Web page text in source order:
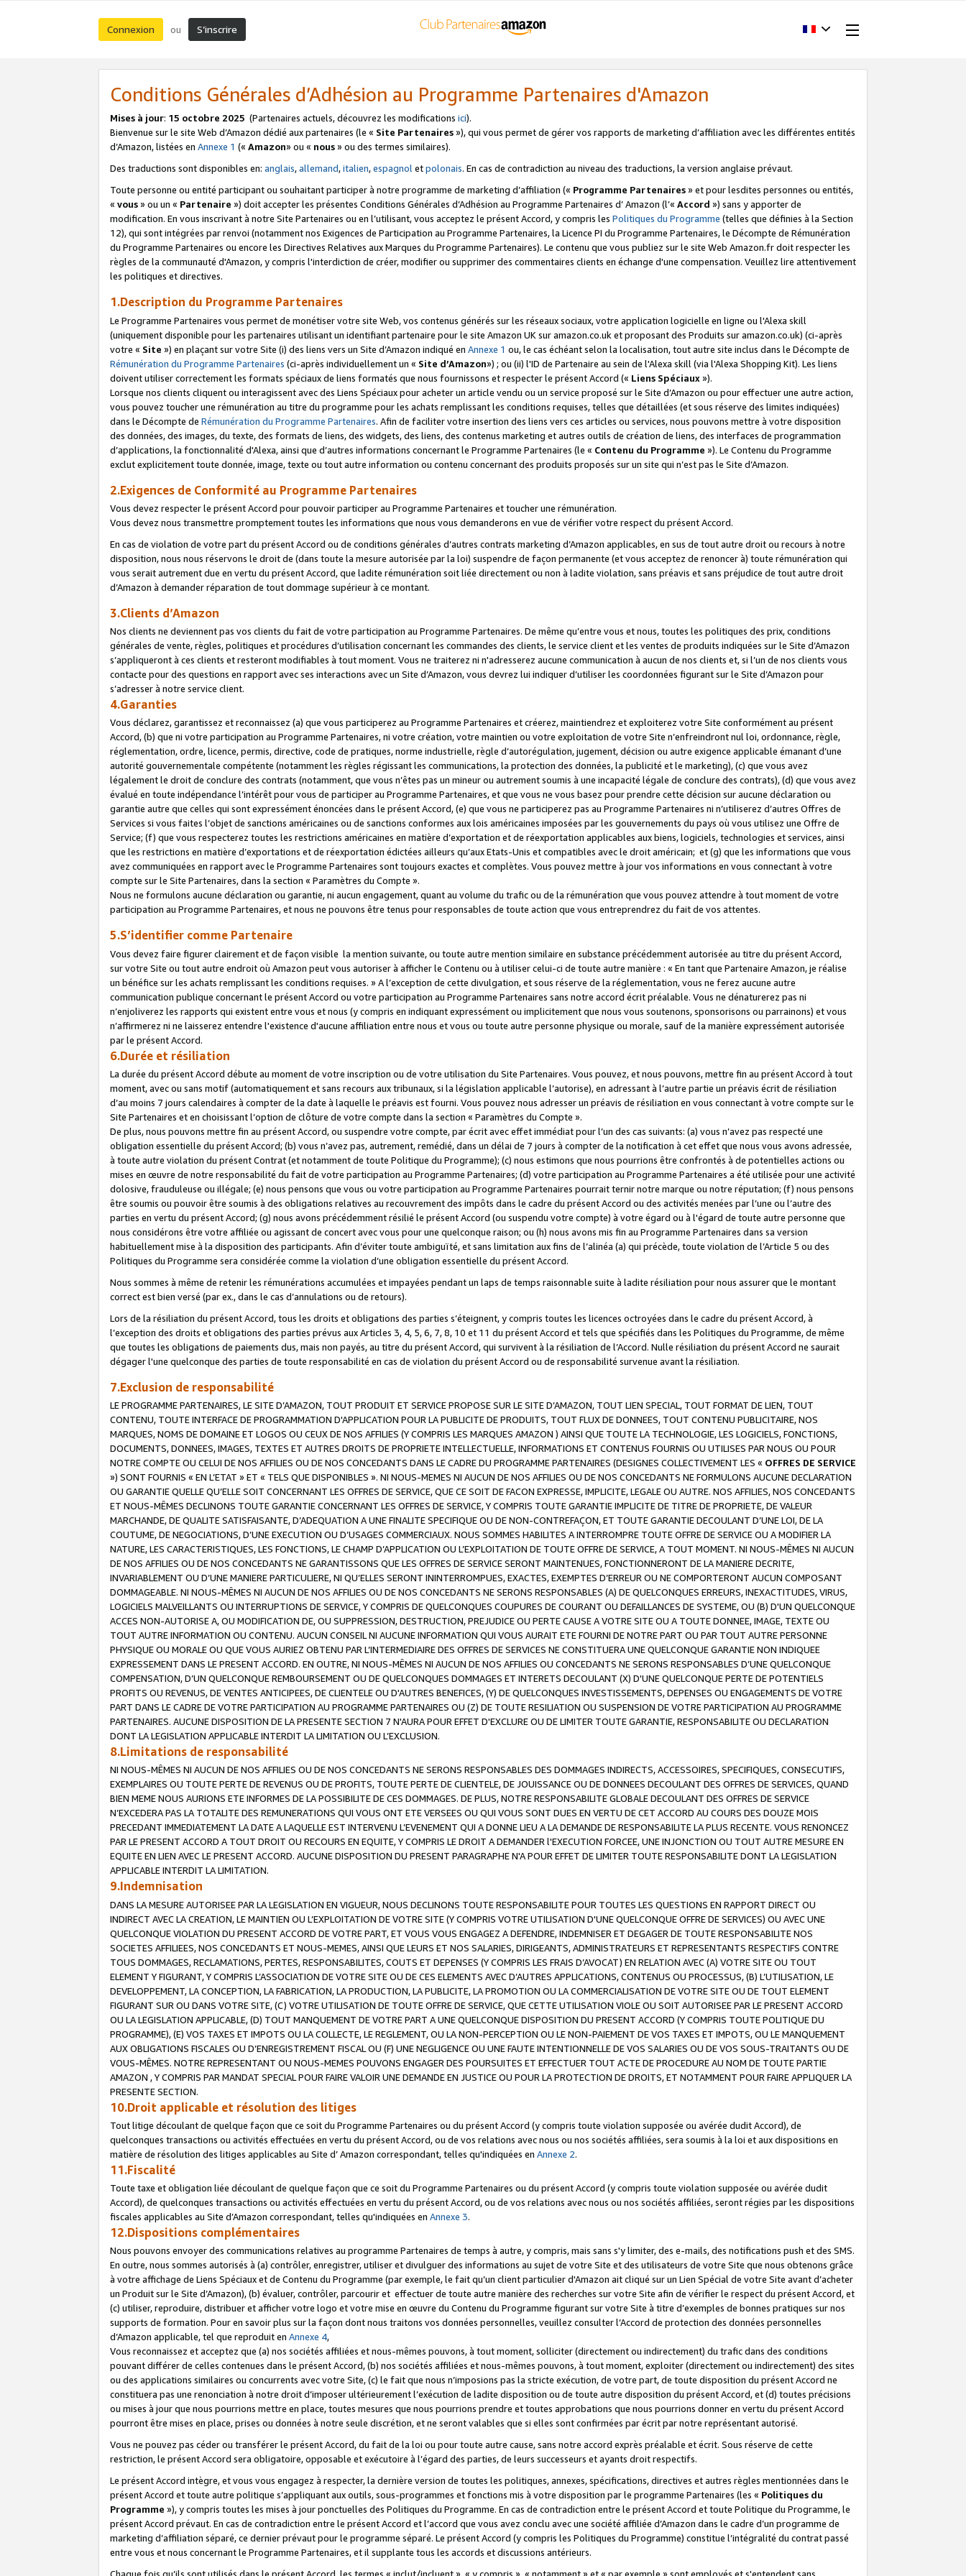
Connexion ou S’inscrire
Conditions Générales d’Adhésion au Programme Partenaires d'Amazon
Mises à jour: 15 octobre 2025 (Partenaires actuels, découvrez les modifications ici).
Bienvenue sur le site Web d’Amazon dédié aux partenaires (le « Site Partenaires»), qui vous permet de gérer vos rapports de marketing d’affiliation avec les différentes entités
d’Amazon, listées en Annexe 1 (« Amazon» ou « nous» ou des termes similaires).
Des traductions sont disponibles en: anglais,allemand,italien,espagnoletpolonais. En cas de contradiction au niveau des traductions, la version anglaise prévaut.
Toute personne ou entité participant ou souhaitant participer à notre programme de marketing d’affiliation (« Programme Partenaires» et pour lesdites personnes ou entités,
« vous» ou un « Partenaire ») doit accepter les présentes Conditions Générales d’Adhésion au Programme Partenaires d’ Amazon (l’« Accord ») sans y apporter de
modification. En vous inscrivant à notre Site Partenaires ou en l’utilisant, vous acceptez le présent Accord, y compris les Politiques du Programme (telles que définies à la Section
12), qui sont intégrées par renvoi (notamment nos Exigences de Participation au Programme Partenaires, la Licence PI du Programme Partenaires, le Décompte de Rémunération
du Programme Partenaires ou encore les Directives Relatives aux Marques du Programme Partenaires). Le contenu que vous publiez sur le site Web Amazon.fr doit respecter les
règles de la communauté d'Amazon, y compris l'interdiction de créer, modifier ou supprimer des commentaires clients en échange d'une compensation. Veuillez lire attentivement
les politiques et directives.
1.Description du Programme Partenaires
Le Programme Partenaires vous permet de monétiser votre site Web, vos contenus générés sur les réseaux sociaux, votre application logicielle en ligne ou l'Alexa skill
(uniquement disponible pour les partenaires utilisant un identifiant partenaire pour le site Amazon UK sur amazon.co.uk et proposant des Produits sur amazon.co.uk) (ci-après
votre « Site ») en plaçant sur votre Site (i) des liens vers un Site d’Amazon indiqué en Annexe 1 ou, le cas échéant selon la localisation, tout autre site inclus dans le Décompte de
Rémunération du Programme Partenaires (ci-après individuellement un « Site d’Amazon») ; ou (ii) l'ID de Partenaire au sein de l'Alexa skill (via l'Alexa Shopping Kit). Les liens
doivent utiliser correctement les formats spéciaux de liens formatés que nous fournissons et respecter le présent Accord (« Liens Spéciaux»).
Lorsque nos clients cliquent ou interagissent avec des Liens Spéciaux pour acheter un article vendu ou un service proposé sur le Site d’Amazon ou pour effectuer une autre action,
vous pouvez toucher une rémunération au titre du programme pour les achats remplissant les conditions requises, telles que détaillées (et sous réserve des limites indiquées)
dans le Décompte de Rémunération du Programme Partenaires. Afin de faciliter votre insertion des liens vers ces articles ou services, nous pouvons mettre à votre disposition
des données, des images, du texte, des formats de liens, des widgets, des liens, des contenus marketing et autres outils de création de liens, des interfaces de programmation
d’applications, la fonctionnalité d'Alexa, ainsi que d’autres informations concernant le Programme Partenaires (le « Contenu du Programme »). Le Contenu du Programme
exclut explicitement toute donnée, image, texte ou tout autre information ou contenu concernant des produits proposés sur un site qui n’est pas le Site d’Amazon.
2.Exigences de Conformité au Programme Partenaires
Vous devez respecter le présent Accord pour pouvoir participer au Programme Partenaires et toucher une rémunération.
Vous devez nous transmettre promptement toutes les informations que nous vous demanderons en vue de vérifier votre respect du présent Accord.
En cas de violation de votre part du présent Accord ou de conditions générales d’autres contrats marketing d’Amazon applicables, en sus de tout autre droit ou recours à notre
disposition, nous nous réservons le droit de (dans toute la mesure autorisée par la loi) suspendre de façon permanente (et vous acceptez de renoncer à) toute rémunération qui
vous serait autrement due en vertu du présent Accord, que ladite rémunération soit liée directement ou non à ladite violation, sans préavis et sans préjudice de tout autre droit
d’Amazon à demander réparation de tout dommage supérieur à ce montant.
3.Clients d’Amazon
Nos clients ne deviennent pas vos clients du fait de votre participation au Programme Partenaires. De même qu’entre vous et nous, toutes les politiques des prix, conditions
générales de vente, règles, politiques et procédures d’utilisation concernant les commandes des clients, le service client et les ventes de produits indiquées sur le Site d’Amazon
s’appliqueront à ces clients et resteront modifiables à tout moment. Vous ne traiterez ni n'adresserez aucune communication à aucun de nos clients et, si l’un de nos clients vous
contacte pour des questions en rapport avec ses interactions avec un Site d’Amazon, vous devrez lui indiquer d’utiliser les coordonnées figurant sur le Site d’Amazon pour
s’adresser à notre service client.
4.Garanties
Vous déclarez, garantissez et reconnaissez (a) que vous participerez au Programme Partenaires et créerez, maintiendrez et exploiterez votre Site conformément au présent
Accord, (b) que ni votre participation au Programme Partenaires, ni votre création, votre maintien ou votre exploitation de votre Site n’enfreindront nul loi, ordonnance, règle,
réglementation, ordre, licence, permis, directive, code de pratiques, norme industrielle, règle d’autorégulation, jugement, décision ou autre exigence applicable émanant d’une
autorité gouvernementale compétente (notamment les règles régissant les communications, la protection des données, la publicité et le marketing), (c) que vous avez
légalement le droit de conclure des contrats (notamment, que vous n’êtes pas un mineur ou autrement soumis à une incapacité légale de conclure des contrats), (d) que vous avez
évalué en toute indépendance l’intérêt pour vous de participer au Programme Partenaires, et que vous ne vous basez pour prendre cette décision sur aucune déclaration ou
garantie autre que celles qui sont expressément énoncées dans le présent Accord, (e) que vous ne participerez pas au Programme Partenaires ni n’utiliserez d’autres Offres de
Services si vous faites l’objet de sanctions américaines ou de sanctions conformes aux lois américaines imposées par les gouvernements du pays où vous utilisez une Offre de
Service; (f) que vous respecterez toutes les restrictions américaines en matière d’exportation et de réexportation applicables aux biens, logiciels, technologies et services, ainsi
que les restrictions en matière d’exportations et de réexportation édictées ailleurs qu’aux Etats-Unis et compatibles avec le droit américain; et (g) que les informations que vous
avez communiquées en rapport avec le Programme Partenaires sont toujours exactes et complètes. Vous pouvez mettre à jour vos informations en vous connectant à votre
compte sur le Site Partenaires, dans la section « Paramètres du Compte ».
Nous ne formulons aucune déclaration ou garantie, ni aucun engagement, quant au volume du trafic ou de la rémunération que vous pouvez attendre à tout moment de votre
participation au Programme Partenaires, et nous ne pouvons être tenus pour responsables de toute action que vous entreprendrez du fait de vos attentes.
5.S’identifier comme Partenaire
Vous devez faire figurer clairement et de façon visible la mention suivante, ou toute autre mention similaire en substance précédemment autorisée au titre du présent Accord,
sur votre Site ou tout autre endroit où Amazon peut vous autoriser à afficher le Contenu ou à utiliser celui-ci de toute autre manière : « En tant que Partenaire Amazon, je réalise
un bénéfice sur les achats remplissant les conditions requises. » A l’exception de cette divulgation, et sous réserve de la réglementation, vous ne ferez aucune autre
communication publique concernant le présent Accord ou votre participation au Programme Partenaires sans notre accord écrit préalable. Vous ne dénaturerez pas ni
n’enjoliverez les rapports qui existent entre vous et nous (y compris en indiquant expressément ou implicitement que nous vous soutenons, sponsorisons ou parrainons) et vous
n’affirmerez ni ne laisserez entendre l'existence d'aucune affiliation entre nous et vous ou toute autre personne physique ou morale, sauf de la manière expressément autorisée
par le présent Accord.
6.Durée et résiliation
La durée du présent Accord débute au moment de votre inscription ou de votre utilisation du Site Partenaires. Vous pouvez, et nous pouvons, mettre fin au présent Accord à tout
moment, avec ou sans motif (automatiquement et sans recours aux tribunaux, si la législation applicable l’autorise), en adressant à l’autre partie un préavis écrit de résiliation
d’au moins 7 jours calendaires à compter de la date à laquelle le préavis est fourni. Vous pouvez nous adresser un préavis de résiliation en vous connectant à votre compte sur le
Site Partenaires et en choisissant l’option de clôture de votre compte dans la section « Paramètres du Compte ».
De plus, nous pouvons mettre fin au présent Accord, ou suspendre votre compte, par écrit avec effet immédiat pour l’un des cas suivants: (a) vous n’avez pas respecté une
obligation essentielle du présent Accord; (b) vous n’avez pas, autrement, remédié, dans un délai de 7 jours à compter de la notification à cet effet que nous vous avons adressée,
à toute autre violation du présent Contrat (et notamment de toute Politique du Programme); (c) nous estimons que nous pourrions être confrontés à de potentielles actions ou
mises en œuvre de notre responsabilité du fait de votre participation au Programme Partenaires; (d) votre participation au Programme Partenaires a été utilisée pour une activité
dolosive, frauduleuse ou illégale; (e) nous pensons que vous ou votre participation au Programme Partenaires pourrait ternir notre marque ou notre réputation; (f) nous pensons
être soumis ou pouvoir être soumis à des obligations relatives au recouvrement des impôts dans le cadre du présent Accord ou des activités menées par l’une ou l’autre des
parties en vertu du présent Accord; (g) nous avons précédemment résilié le présent Accord (ou suspendu votre compte) à votre égard ou à l'égard de toute autre personne que
nous considérons être votre affiliée ou agissant de concert avec vous pour une quelconque raison; ou (h) nous avons mis fin au Programme Partenaires dans sa version
habituellement mise à la disposition des participants. Afin d’éviter toute ambiguïté, et sans limitation aux fins de l’alinéa (a) qui précède, toute violation de l’Article 5 ou des
Politiques du Programme sera considérée comme la violation d’une obligation essentielle du présent Accord.
Nous sommes à même de retenir les rémunérations accumulées et impayées pendant un laps de temps raisonnable suite à ladite résiliation pour nous assurer que le montant
correct est bien versé (par ex., dans le cas d’annulations ou de retours).
Lors de la résiliation du présent Accord, tous les droits et obligations des parties s’éteignent, y compris toutes les licences octroyées dans le cadre du présent Accord, à
l’exception des droits et obligations des parties prévus aux Articles 3, 4, 5, 6, 7, 8, 10 et 11 du présent Accord et tels que spécifiés dans les Politiques du Programme, de même
que toutes les obligations de paiements dus, mais non payés, au titre du présent Accord, qui survivent à la résiliation de l’Accord. Nulle résiliation du présent Accord ne saurait
dégager l'une quelconque des parties de toute responsabilité en cas de violation du présent Accord ou de responsabilité survenue avant la résiliation.
7.Exclusion de responsabilité
LE PROGRAMME PARTENAIRES, LE SITE D’AMAZON, TOUT PRODUIT ET SERVICE PROPOSE SUR LE SITE D’AMAZON, TOUT LIEN SPECIAL, TOUT FORMAT DE LIEN, TOUT
CONTENU, TOUTE INTERFACE DE PROGRAMMATION D'APPLICATION POUR LA PUBLICITE DE PRODUITS, TOUT FLUX DE DONNEES, TOUT CONTENU PUBLICITAIRE, NOS
MARQUES, NOMS DE DOMAINE ET LOGOS OU CEUX DE NOS AFFILIES (Y COMPRIS LES MARQUES AMAZON ) AINSI QUE TOUTE LA TECHNOLOGIE, LES LOGICIELS, FONCTIONS,
DOCUMENTS, DONNEES, IMAGES, TEXTES ET AUTRES DROITS DE PROPRIETE INTELLECTUELLE, INFORMATIONS ET CONTENUS FOURNIS OU UTILISES PAR NOUS OU POUR
NOTRE COMPTE OU CELUI DE NOS AFFILIES OU DE NOS CONCEDANTS DANS LE CADRE DU PROGRAMME PARTENAIRES (DESIGNES COLLECTIVEMENT LES « OFFRES DE SERVICE
») SONT FOURNIS « EN L’ETAT » ET « TELS QUE DISPONIBLES ». NI NOUS-MEMES NI AUCUN DE NOS AFFILIES OU DE NOS CONCEDANTS NE FORMULONS AUCUNE DECLARATION
OU GARANTIE QUELLE QU’ELLE SOIT CONCERNANT LES OFFRES DE SERVICE, QUE CE SOIT DE FACON EXPRESSE, IMPLICITE, LEGALE OU AUTRE. NOS AFFILIES, NOS CONCEDANTS
ET NOUS-MÊMES DECLINONS TOUTE GARANTIE CONCERNANT LES OFFRES DE SERVICE, Y COMPRIS TOUTE GARANTIE IMPLICITE DE TITRE DE PROPRIETE, DE VALEUR
MARCHANDE, DE QUALITE SATISFAISANTE, D’ADEQUATION A UNE FINALITE SPECIFIQUE OU DE NON-CONTREFAÇON, ET TOUTE GARANTIE DECOULANT D’UNE LOI, DE LA
COUTUME, DE NEGOCIATIONS, D’UNE EXECUTION OU D’USAGES COMMERCIAUX. NOUS SOMMES HABILITES A INTERROMPRE TOUTE OFFRE DE SERVICE OU A MODIFIER LA
NATURE, LES CARACTERISTIQUES, LES FONCTIONS, LE CHAMP D’APPLICATION OU L’EXPLOITATION DE TOUTE OFFRE DE SERVICE, A TOUT MOMENT. NI NOUS-MÊMES NI AUCUN
DE NOS AFFILIES OU DE NOS CONCEDANTS NE GARANTISSONS QUE LES OFFRES DE SERVICE SERONT MAINTENUES, FONCTIONNERONT DE LA MANIERE DECRITE,
INVARIABLEMENT OU D’UNE MANIERE PARTICULIERE, NI QU’ELLES SERONT ININTERROMPUES, EXACTES, EXEMPTES D’ERREUR OU NE COMPORTERONT AUCUN COMPOSANT
DOMMAGEABLE. NI NOUS-MÊMES NI AUCUN DE NOS AFFILIES OU DE NOS CONCEDANTS NE SERONS RESPONSABLES (A) DE QUELCONQUES ERREURS, INEXACTITUDES, VIRUS,
LOGICIELS MALVEILLANTS OU INTERRUPTIONS DE SERVICE, Y COMPRIS DE QUELCONQUES COUPURES DE COURANT OU DEFAILLANCES DE SYSTEME, OU (B) D'UN QUELCONQUE
ACCES NON-AUTORISE A, OU MODIFICATION DE, OU SUPPRESSION, DESTRUCTION, PREJUDICE OU PERTE CAUSE A VOTRE SITE OU A TOUTE DONNEE, IMAGE, TEXTE OU
TOUT AUTRE INFORMATION OU CONTENU. AUCUN CONSEIL NI AUCUNE INFORMATION QUI VOUS AURAIT ETE FOURNI DE NOTRE PART OU PAR TOUT AUTRE PERSONNE
PHYSIQUE OU MORALE OU QUE VOUS AURIEZ OBTENU PAR L’INTERMEDIAIRE DES OFFRES DE SERVICES NE CONSTITUERA UNE QUELCONQUE GARANTIE NON INDIQUEE
EXPRESSEMENT DANS LE PRESENT ACCORD. EN OUTRE, NI NOUS-MÊMES NI AUCUN DE NOS AFFILIES OU CONCEDANTS NE SERONS RESPONSABLES D’UNE QUELCONQUE
COMPENSATION, D’UN QUELCONQUE REMBOURSEMENT OU DE QUELCONQUES DOMMAGES ET INTERETS DECOULANT (X) D'UNE QUELCONQUE PERTE DE POTENTIELS
PROFITS OU REVENUS, DE VENTES ANTICIPEES, DE CLIENTELE OU D'AUTRES BENEFICES, (Y) DE QUELCONQUES INVESTISSEMENTS, DEPENSES OU ENGAGEMENTS DE VOTRE
PART DANS LE CADRE DE VOTRE PARTICIPATION AU PROGRAMME PARTENAIRES OU (Z) DE TOUTE RESILIATION OU SUSPENSION DE VOTRE PARTICIPATION AU PROGRAMME
PARTENAIRES. AUCUNE DISPOSITION DE LA PRESENTE SECTION 7 N'AURA POUR EFFET D'EXCLURE OU DE LIMITER TOUTE GARANTIE, RESPONSABILITE OU DECLARATION
DONT LA LEGISLATION APPLICABLE INTERDIT LA LIMITATION OU L’EXCLUSION.
8.Limitations de responsabilité
NI NOUS-MÊMES NI AUCUN DE NOS AFFILIES OU DE NOS CONCEDANTS NE SERONS RESPONSABLES DES DOMMAGES INDIRECTS, ACCESSOIRES, SPECIFIQUES, CONSECUTIFS,
EXEMPLAIRES OU TOUTE PERTE DE REVENUS OU DE PROFITS, TOUTE PERTE DE CLIENTELE, DE JOUISSANCE OU DE DONNEES DECOULANT DES OFFRES DE SERVICES, QUAND
BIEN MEME NOUS AURIONS ETE INFORMES DE LA POSSIBILITE DE CES DOMMAGES. DE PLUS, NOTRE RESPONSABILITE GLOBALE DECOULANT DES OFFRES DE SERVICE
N’EXCEDERA PAS LA TOTALITE DES REMUNERATIONS QUI VOUS ONT ETE VERSEES OU QUI VOUS SONT DUES EN VERTU DE CET ACCORD AU COURS DES DOUZE MOIS
PRECEDANT IMMEDIATEMENT LA DATE A LAQUELLE EST INTERVENU L’EVENEMENT QUI A DONNE LIEU A LA DEMANDE DE RESPONSABILITE LA PLUS RECENTE. VOUS RENONCEZ
PAR LE PRESENT ACCORD A TOUT DROIT OU RECOURS EN EQUITE, Y COMPRIS LE DROIT A DEMANDER l'EXECUTION FORCEE, UNE INJONCTION OU TOUT AUTRE MESURE EN
EQUITE EN LIEN AVEC LE PRESENT ACCORD. AUCUNE DISPOSITION DU PRESENT PARAGRAPHE N'A POUR EFFET DE LIMITER TOUTE RESPONSABILITE DONT LA LEGISLATION
APPLICABLE INTERDIT LA LIMITATION.
9.Indemnisation
DANS LA MESURE AUTORISEE PAR LA LEGISLATION EN VIGUEUR, NOUS DECLINONS TOUTE RESPONSABILITE POUR TOUTES LES QUESTIONS EN RAPPORT DIRECT OU
INDIRECT AVEC LA CREATION, LE MAINTIEN OU L’EXPLOITATION DE VOTRE SITE (Y COMPRIS VOTRE UTILISATION D'UNE QUELCONQUE OFFRE DE SERVICES) OU AVEC UNE
QUELCONQUE VIOLATION DU PRESENT ACCORD DE VOTRE PART, ET VOUS VOUS ENGAGEZ A DEFENDRE, INDEMNISER ET DEGAGER DE TOUTE RESPONSABILITE NOS
SOCIETES AFFILIEES, NOS CONCEDANTS ET NOUS-MEMES, AINSI QUE LEURS ET NOS SALARIES, DIRIGEANTS, ADMINISTRATEURS ET REPRESENTANTS RESPECTIFS CONTRE
TOUS DOMMAGES, RECLAMATIONS, PERTES, RESPONSABILITES, COUTS ET DEPENSES (Y COMPRIS LES FRAIS D’AVOCAT) EN RELATION AVEC (A) VOTRE SITE OU TOUT
ELEMENT Y FIGURANT, Y COMPRIS L’ASSOCIATION DE VOTRE SITE OU DE CES ELEMENTS AVEC D’AUTRES APPLICATIONS, CONTENUS OU PROCESSUS, (B) L’UTILISATION, LE
DEVELOPPEMENT, LA CONCEPTION, LA FABRICATION, LA PRODUCTION, LA PUBLICITE, LA PROMOTION OU LA COMMERCIALISATION DE VOTRE SITE OU DE TOUT ELEMENT
FIGURANT SUR OU DANS VOTRE SITE, (C) VOTRE UTILISATION DE TOUTE OFFRE DE SERVICE, QUE CETTE UTILISATION VIOLE OU SOIT AUTORISEE PAR LE PRESENT ACCORD
OU LA LEGISLATION APPLICABLE, (D) TOUT MANQUEMENT DE VOTRE PART A UNE QUELCONQUE DISPOSITION DU PRESENT ACCORD (Y COMPRIS TOUTE POLITIQUE DU
PROGRAMME), (E) VOS TAXES ET IMPOTS OU LA COLLECTE, LE REGLEMENT, OU LA NON-PERCEPTION OU LE NON-PAIEMENT DE VOS TAXES ET IMPOTS, OU LE MANQUEMENT
AUX OBLIGATIONS FISCALES OU D’ENREGISTREMENT FISCAL OU (F) UNE NEGLIGENCE OU UNE FAUTE INTENTIONNELLE DE VOS SALARIES OU DE VOS SOUS-TRAITANTS OU DE
VOUS-MÊMES. NOTRE REPRESENTANT OU NOUS-MEMES POUVONS ENGAGER DES POURSUITES ET EFFECTUER TOUT ACTE DE PROCEDURE AU NOM DE TOUTE PARTIE
AMAZON , Y COMPRIS PAR MANDAT SPECIAL POUR FAIRE VALOIR UNE DEMANDE EN JUSTICE OU POUR LA PROTECTION DE DROITS, ET NOTAMMENT POUR FAIRE APPLIQUER LA
PRESENTE SECTION.
10.Droit applicable et résolution des litiges
Tout litige découlant de quelque façon que ce soit du Programme Partenaires ou du présent Accord (y compris toute violation supposée ou avérée dudit Accord), de
quelconques transactions ou activités effectuées en vertu du présent Accord, ou de vos relations avec nous ou nos sociétés affiliées, sera soumis à la loi et aux dispositions en
matière de résolution des litiges applicables au Site d’ Amazon correspondant, telles qu'indiquées en Annexe 2.
11.Fiscalité
Toute taxe et obligation liée découlant de quelque façon que ce soit du Programme Partenaires ou du présent Accord (y compris toute violation supposée ou avérée dudit
Accord), de quelconques transactions ou activités effectuées en vertu du présent Accord, ou de vos relations avec nous ou nos sociétés affiliées, seront régies par les dispositions
fiscales applicables au Site d’Amazon correspondant, telles qu'indiquées en Annexe 3.
12.Dispositions complémentaires
Nous pouvons envoyer des communications relatives au programme Partenaires de temps à autre, y compris, mais sans s'y limiter, des e-mails, des notifications push et des SMS.
En outre, nous sommes autorisés à (a) contrôler, enregistrer, utiliser et divulguer des informations au sujet de votre Site et des utilisateurs de votre Site que nous obtenons grâce
à votre affichage de Liens Spéciaux et de Contenu du Programme (par exemple, le fait qu’un client particulier d'Amazon ait cliqué sur un Lien Spécial de votre Site avant d’acheter
un Produit sur le Site d’Amazon), (b) évaluer, contrôler, parcourir et effectuer de toute autre manière des recherches sur votre Site afin de vérifier le respect du présent Accord, et
(c) utiliser, reproduire, distribuer et afficher votre logo et votre mise en œuvre du Contenu du Programme figurant sur votre Site à titre d’exemples de bonnes pratiques sur nos
supports de formation. Pour en savoir plus sur la façon dont nous traitons vos données personnelles, veuillez consulter l’Accord de protection des données personnelles
d’Amazon applicable, tel que reproduit en Annexe 4,
Vous reconnaissez et acceptez que (a) nos sociétés affiliées et nous-mêmes pouvons, à tout moment, solliciter (directement ou indirectement) du trafic dans des conditions
pouvant différer de celles contenues dans le présent Accord, (b) nos sociétés affiliées et nous-mêmes pouvons, à tout moment, exploiter (directement ou indirectement) des sites
ou des applications similaires ou concurrents avec votre Site, (c) le fait que nous n’imposions pas la stricte exécution, de votre part, de toute disposition du présent Accord ne
constituera pas une renonciation à notre droit d’imposer ultérieurement l’exécution de ladite disposition ou de toute autre disposition du présent Accord, et (d) toutes précisions
ou mises à jour que nous pourrions mettre en place, toutes mesures que nous pourrions prendre et toutes approbations que nous pourrions donner en vertu du présent Accord
pourront être mises en place, prises ou données à notre seule discrétion, et ne seront valables que si elles sont confirmées par écrit par notre représentant autorisé.
Vous ne pouvez pas céder ou transférer le présent Accord, du fait de la loi ou pour toute autre cause, sans notre accord exprès préalable et écrit. Sous réserve de cette
restriction, le présent Accord sera obligatoire, opposable et exécutoire à l’égard des parties, de leurs successeurs et ayants droit respectifs.
Le présent Accord intègre, et vous vous engagez à respecter, la dernière version de toutes les politiques, annexes, spécifications, directives et autres règles mentionnées dans le
présent Accord et toute autre politique s’appliquant aux outils, sous-programmes et fonctions mis à votre disposition par le programme Partenaires (les « Politiques du
Programme »), y compris toutes les mises à jour ponctuelles des Politiques du Programme. En cas de contradiction entre le présent Accord et toute Politique du Programme, le
présent Accord prévaut. En cas de contradiction entre le présent Accord et l’accord que vous avez conclu avec une société affiliée d’Amazon dans le cadre d’un programme de
marketing d’affiliation séparé, ce dernier prévaut pour le programme séparé. Le présent Accord (y compris les Politiques du Programme) constitue l’intégralité du contrat passé
entre vous et nous concernant le Programme Partenaires, et il supplante tous les accords et discussions antérieurs.